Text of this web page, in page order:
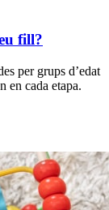
fill?
per grups d’edat
en cada etapa.